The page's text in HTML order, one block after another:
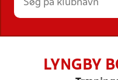
LYNGBY